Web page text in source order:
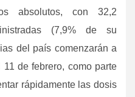
absolutos, con 32,2
(7,9% de su
del país comenzarán a
de febrero, como parte
rápidamente las dosis